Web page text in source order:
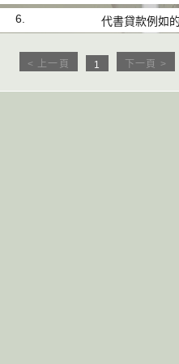
6.
代書貸款例如
< 上一頁 1 下一頁 >